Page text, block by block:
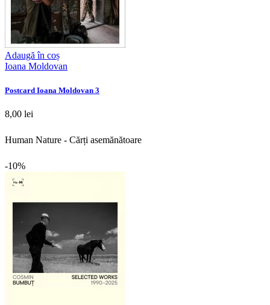
Adaugă în coș
Ioana Moldovan
Postcard Ioana Moldovan 3
8,00 lei
Human Nature - Cărți asemănătoare
-10%